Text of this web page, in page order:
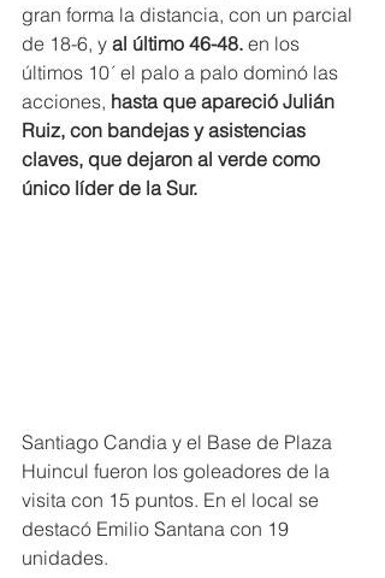
gran forma la distancia, con un parcial
de 18-6, y al último 46-48. en los
últimos 10´ el palo a palo dominó las
acciones, hasta que apareció Julián
Ruiz, con bandejas y asistencias
claves, que dejaron al verde como
único líder de la Sur.
Santiago Candia y el Base de Plaza
Huincul fueron los goleadores de la
visita con 15 puntos. En el local se
destacó Emilio Santana con 19
unidades.